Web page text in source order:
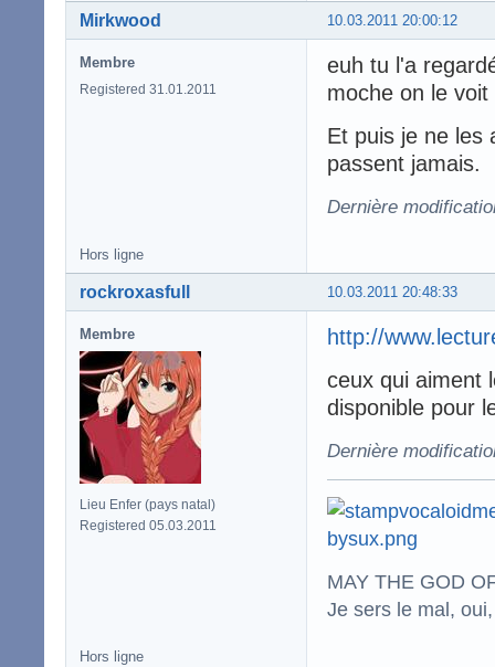
10.03.2011 20:00:12
Mirkwood
Membre
Registered 31.01.2011
euh tu l'a
moche on le
Et puis je ne les
passent jamais.
Dernière
Hors ligne
10.03.2011 20:48:33
rockroxasfull
Membre
Lieu Enfer (pays natal)
Registered 05.03.2011
http://
ceux qui aiment
disponible pour
Dernière
MAY THE GOD
Je sers le mal,
Hors ligne